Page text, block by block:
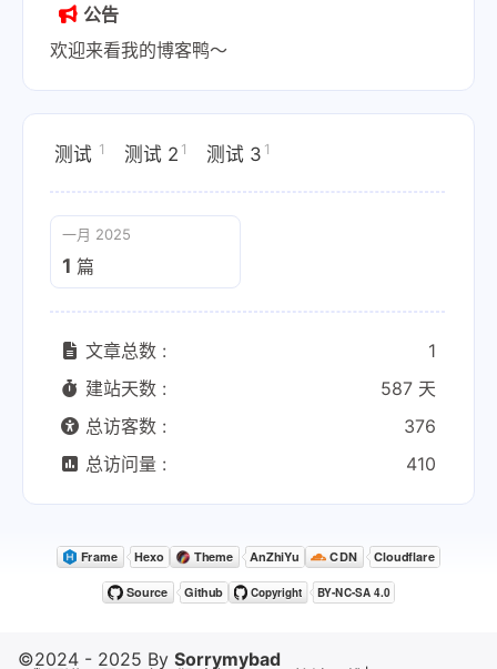
公告
欢迎来看我的博客鸭～
测试 1 测试 2 1 测试 3 1
一月 2025
1 篇
文章总数 :
1
建站天数 :
587 天
总访客数 :
376
总访问量 :
410
©2024 - 2025 By Sorrymybad